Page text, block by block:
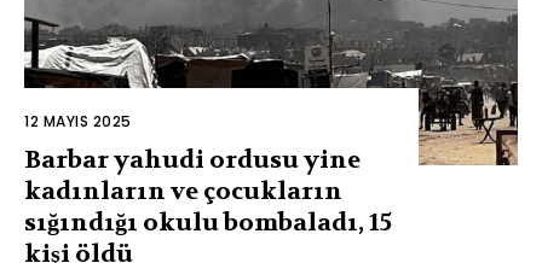
12 MAYIS 2025
Barbar yahudi ordusu yine
kadınların ve çocukların
sığındığı okulu bombaladı, 15
kişi öldü